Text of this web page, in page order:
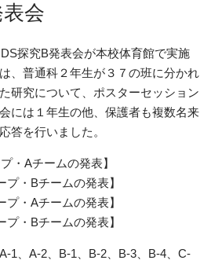
会
探究B発表会が本校体育館で実施
、普通科２年生が３７の班に分かれ
研究について、ポスターセッション
には１年生の他、保護者も複数名来
答を行いました。
・Aチームの発表】
プ・Bチームの発表】
プ・Aチームの発表】
プ・Bチームの発表】
、A-2、B-1、B-2、B-3、B-4、C-